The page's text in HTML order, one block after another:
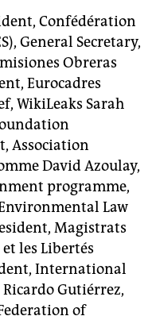
Confédération
General Secretary,
Obreras
Eurocadres
WikiLeaks Sarah
Association
David Azoulay,
programme,
Law
Magistrats
les Libertés
International
Gutiérrez,
of